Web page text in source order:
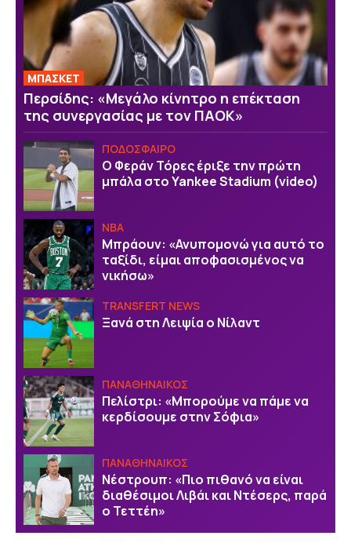
ΜΠΑΣΚΕΤ
Περσίδης: «Μεγάλο κίνητρο η επέκταση
της συνεργασίας με τον ΠΑΟΚ»
ΠΟΔΟΣΦΑΙΡΟ
Ο Φεράν Τόρες έριξε την πρώτη
μπάλα στο Yankee Stadium (video)
NBA
Μπράουν: «Ανυπομονώ για αυτό το
ταξίδι, είμαι αποφασισμένος να
νικήσω»
TRANSFERT NEWS
Ξανά στη Λειψία ο Νίλαντ
ΠΑΝΑΘΗΝΑΙΚΟΣ
Πελίστρι: «Μπορούμε να πάμε να
κερδίσουμε στην Σόφια»
ΠΑΝΑΘΗΝΑΙΚΟΣ
Νέστρουπ: «Πιο πιθανό να είναι
διαθέσιμοι Λιβάι και Ντέσερς, παρά
ο Τεττέη»